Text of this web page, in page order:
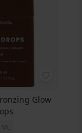
Glow
ML